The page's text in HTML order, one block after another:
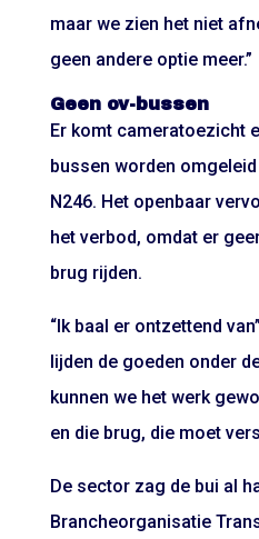
maar we zien het niet
geen andere optie meer.”
Geen ov-bussen
Er komt cameratoezicht
bussen worden omgeleid
N246. Het openbaar
het verbod, omdat er
brug rijden.
“Ik baal er ontzettend
lijden de goeden onder
kunnen we het werk
en die brug, die moet
De sector zag de bui al
Brancheorganisatie